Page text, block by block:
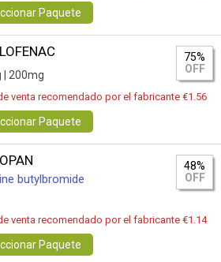
Paquete
200mg
75%
OFF
venta recomendado por el fabricante €1.56
Paquete
butylbromide
48%
OFF
venta recomendado por el fabricante €1.14
Paquete